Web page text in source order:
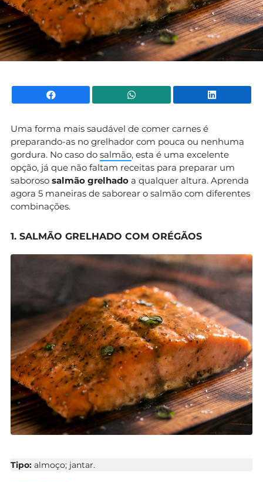
Facebook WhatsApp
Uma forma mais saudável de comer carnes é
preparando-as no grelhador com pouca ou nenhuma
gordura. No caso do salmão, esta é uma excelente
opção, já que não faltam receitas para preparar um
saboroso salmão grelhado a qualquer altura. Aprenda
agora 5 maneiras de saborear o salmão com diferentes
combinações.
1. SALMÃO GRELHADO COM ORÉGÃOS
Tipo: almoço; jantar.